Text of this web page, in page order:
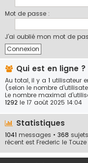
Mot de passe :
J’ai oublié mon mot de
Qui est en ligne ?
Au total, il y a 1 utilisateur
(selon le nombre
Le nombre maximal
1292 le 17 août 2025 14:04
Statistiques
1041 messages • 368
récent est Frederic le Touze